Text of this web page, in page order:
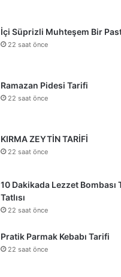
İçi Süprizli Muhteşem Bir
22 saat önce
Ramazan Pidesi Tarifi
22 saat önce
KIRMA ZEYTİN TARİFİ
22 saat önce
10 Dakikada Lezzet Bombası
Tatlısı
22 saat önce
Pratik Parmak Kebabı Tarifi
22 saat önce